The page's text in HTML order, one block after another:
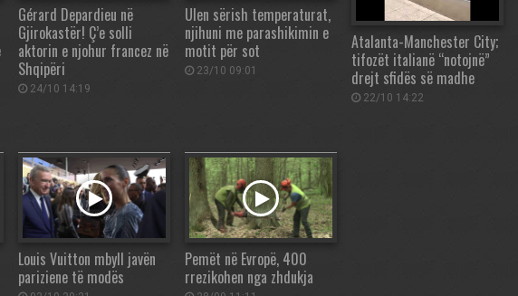
Gérard Depardieu në
Gjirokastër! Ç’e solli
aktorin e njohur francez në
Shqipëri
24/10 14:19
Ulen sërish temperaturat,
njihuni me parashikimin e
motit për sot
23/10 09:01
Atalanta-Manchester City;
tifozët italianë “notojnë”
drejt sfidës së madhe
22/10 14:22
Louis Vuitton mbyll javën
pariziene të modës
Pemët në Evropë, 400
rrezikohen nga zhdukja